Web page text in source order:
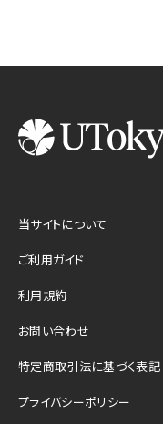
当サイトについて
ご利用ガイド
利用規約
お問い合わせ
特定商取引法に基づく表記
プライバシーポリシー